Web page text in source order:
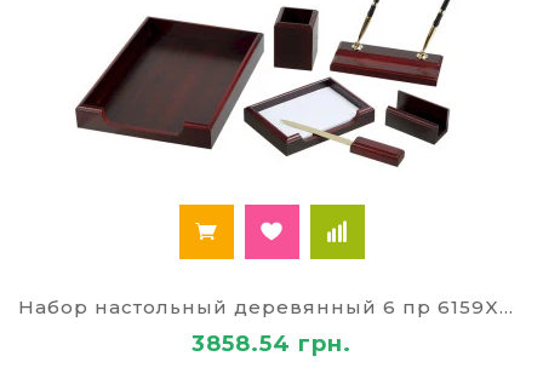
деревянный лоток для бумаг может иметь два
уровня, позволяющие большее количество
документации хранить в аккуратности.
Популярные товары этого
раздела в нашем интернет-
дыроколы для бумаги;
клейкая лента (скотч)
стрейч пленка;
Широкий диапазон цен — возможность
А оперативная доставка, которую мы
Набор настольный деревянный 6 пр 6159XDU
3858.54 грн.